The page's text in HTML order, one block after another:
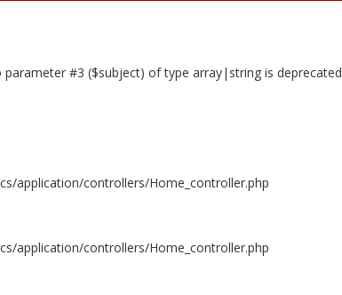
parameter #3 ($subject) of type array|string is deprecated
application/controllers/Home_controller.php
application/controllers/Home_controller.php